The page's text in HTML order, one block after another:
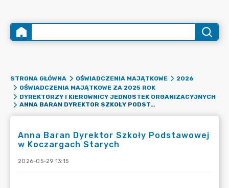
STRONA GŁÓWNA OŚWIADCZENIA MAJĄTKOWE
2026
OŚWIADCZENIA MAJĄTKOWE ZA 2025 ROK
DYREKTORZY I KIEROWNICY JEDNOSTEK ORGANIZACYJNYCH
ANNA BARAN DYREKTOR SZKOŁY PODSTAWOWEJ W KOCZARGACH STARYCH
Anna Baran Dyrektor Szkoły Podstawowej
w Koczargach Starych
2026-05-29 13:15